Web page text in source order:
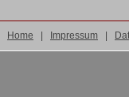
Home | Impressum |